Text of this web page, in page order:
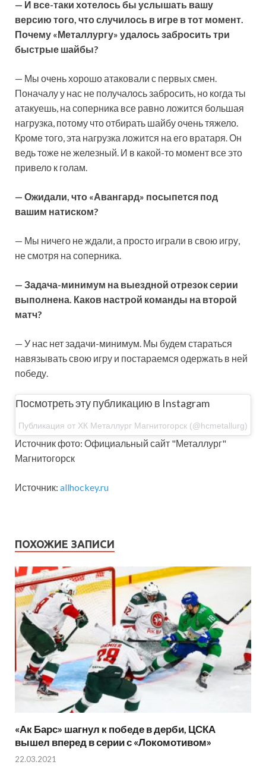
— И все-таки хотелось бы услышать вашу
версию того, что случилось в игре в тот момент.
Почему «Металлургу» удалось забросить три
быстрые шайбы?
— Мы очень хорошо атаковали с первых смен.
Поначалу у нас не получалось забросить, но когда ты
атакуешь, на соперника все равно ложится большая
нагрузка, потому что отбирать шайбу очень тяжело.
Кроме того, эта нагрузка ложится на его вратаря. Он
ведь тоже не железный. И в какой-то момент все это
привело к голам.
— Ожидали, что «Авангард» посыпется под
вашим натиском?
— Мы ничего не ждали, а просто играли в свою игру,
не смотря на соперника.
— Задача-минимум на выездной отрезок серии
выполнена. Каков настрой команды на второй
матч?
— У нас нет задачи-минимум. Мы будем стараться
навязывать свою игру и постараемся одержать в ней
победу.
Посмотреть эту публикацию в Instagram
Публикация от ХК Металлург Магнитогорск (@hcmetallurg)
Источник фото: Официальный сайт "Металлург"
Магнитогорск
Источник: allhockey.ru
ПОХОЖИЕ ЗАПИСИ
«Ак Барс» шагнул к победе в дерби, ЦСКА
вышел вперед в серии с «Локомотивом»
22.03.2021